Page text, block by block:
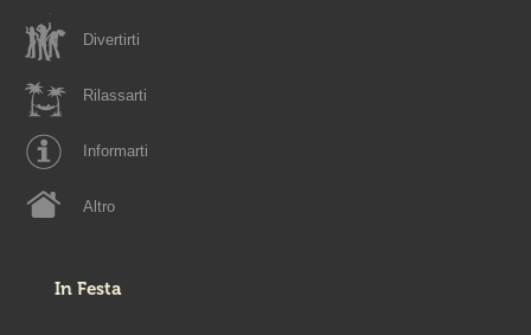
Divertirti
Rilassarti
Informarti
Altro
In Festa